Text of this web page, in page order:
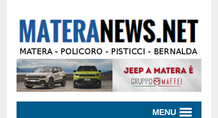
MENU